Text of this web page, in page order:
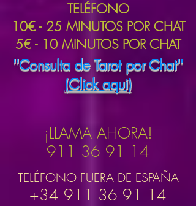
TELÉFONO
10€ - 25 MINUTOS POR CHAT
5€ - 10 MINUTOS POR CHAT
''Consulta de Tarot por Chat''
(Click aqui)
¡LLAMA AHORA!
911 36 91 14
TELÉFONO FUERA DE ESPAÑA
+34 911 36 91 14